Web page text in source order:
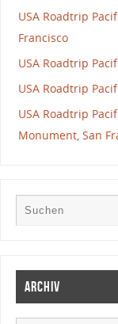
USA Roadtrip
Francisco
USA Roadtrip
USA Roadtrip
USA Roadtrip
Monument, San
Archiv